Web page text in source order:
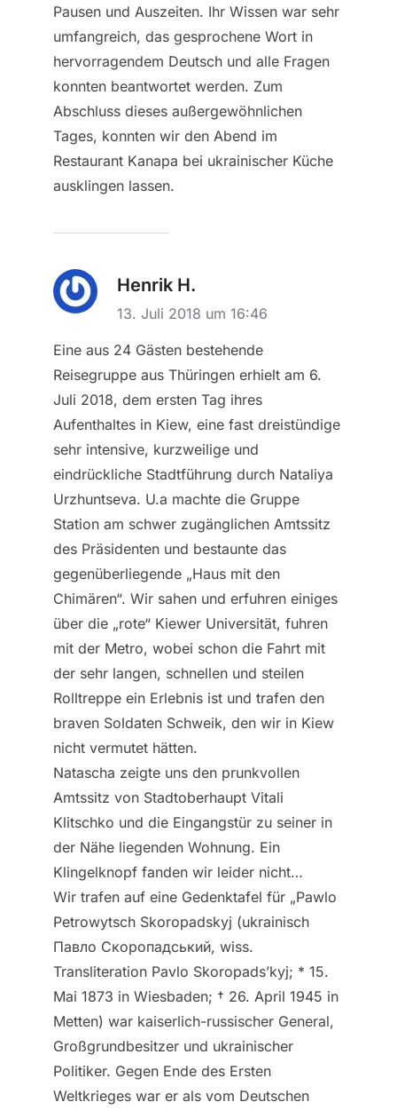
Pausen und Auszeiten. Ihr Wissen war sehr
umfangreich, das gesprochene Wort in
hervorragendem Deutsch und alle Fragen
konnten beantwortet werden. Zum
Abschluss dieses außergewöhnlichen
Tages, konnten wir den Abend im
Restaurant Kanapa bei ukrainischer Küche
ausklingen lassen.
Henrik H.
13. Juli 2018 um 16:46
Eine aus 24 Gästen bestehende
Reisegruppe aus Thüringen erhielt am 6.
Juli 2018, dem ersten Tag ihres
Aufenthaltes in Kiew, eine fast dreistündige
sehr intensive, kurzweilige und
eindrückliche Stadtführung durch Nataliya
Urzhuntseva. U.a machte die Gruppe
Station am schwer zugänglichen Amtssitz
des Präsidenten und bestaunte das
gegenüberliegende „Haus mit den
Chimären“. Wir sahen und erfuhren einiges
über die „rote“ Kiewer Universität, fuhren
mit der Metro, wobei schon die Fahrt mit
der sehr langen, schnellen und steilen
Rolltreppe ein Erlebnis ist und trafen den
braven Soldaten Schweik, den wir in Kiew
nicht vermutet hätten.
Natascha zeigte uns den prunkvollen
Amtssitz von Stadtoberhaupt Vitali
Klitschko und die Eingangstür zu seiner in
der Nähe liegenden Wohnung. Ein
Klingelknopf fanden wir leider nicht…
Wir trafen auf eine Gedenktafel für „Pawlo
Petrowytsch Skoropadskyj (ukrainisch
Павло Скоропадський, wiss.
Transliteration Pavlo Skoropads’kyj; * 15.
Mai 1873 in Wiesbaden; † 26. April 1945 in
Metten) war kaiserlich-russischer General,
Großgrundbesitzer und ukrainischer
Politiker. Gegen Ende des Ersten
Weltkrieges war er als vom Deutschen